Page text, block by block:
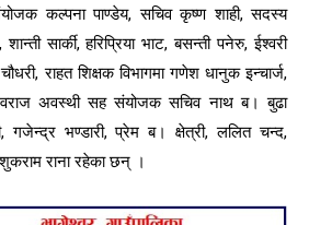
कल्पना पाण्डेय, सचिव कृष्ण शाही, सदस्य
सार्की, हरिप्रिया भाट, बसन्ती पनेरु, ईश्वरी
चौधरी, राहत शिक्षक विभागमा गणेश धानुक इन्चार्ज,
अवस्थी सह संयोजक सचिव नाथ ब। बुढा
गजेन्द्र भण्डारी, प्रेम ब। क्षेत्री, ललित चन्द,
राना रहेका छन् ।